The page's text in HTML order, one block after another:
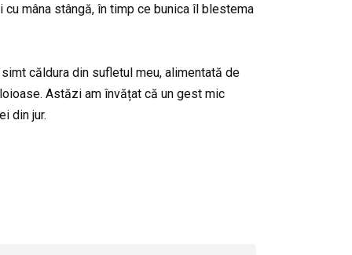
mâna stângă, în timp ce bunica îl blestema
căldura din sufletul meu, alimentată de
Astăzi am învățat că un gest mic
din jur.